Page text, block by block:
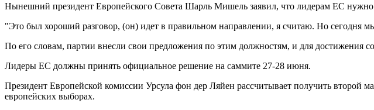
Нынешний президент Европейского Совета Шарль Мишель заявил, что лидерам ЕС
"Это был хороший разговор, (он) идет в правильном направлении, я считаю. Но сегодня
По его словам, партии внесли свои предложения по этим должностям, и для достижения
Лидеры ЕС должны принять официальное решение на саммите 27-28 июня.
Президент Европейской комиссии Урсула фон дер Ляйен рассчитывает получить второй
европейских выборах.